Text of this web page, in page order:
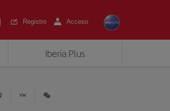
Registro Acceso
Iberia Plus